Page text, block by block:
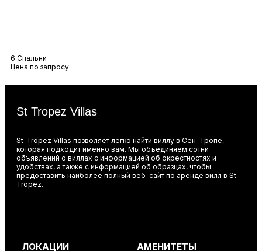
6 Спальни
Цена по запросу
St Tropez Villas
St-Tropez Villas позволяет легко найти виллу в Сен-Тропе,
которая подходит именно вам. Мы объединяем сотни
объявлений о виллах с информацией об окрестностях и
удобствах, а также с информацией об образцах, чтобы
предоставить наиболее полный веб-сайт по аренде вилл в St-
Tropez.
ЛОКАЦИИ АМЕНИТЕТЫ